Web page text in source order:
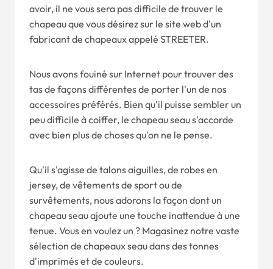
avoir, il ne vous sera pas difficile de trouver le
chapeau que vous désirez sur le site web d'un
fabricant de chapeaux appelé STREETER.
Nous avons fouiné sur Internet pour trouver des
tas de façons différentes de porter l'un de nos
accessoires préférés. Bien qu'il puisse sembler un
peu difficile à coiffer, le chapeau seau s'accorde
avec bien plus de choses qu'on ne le pense.
Qu'il s'agisse de talons aiguilles, de robes en
jersey, de vêtements de sport ou de
survêtements, nous adorons la façon dont un
chapeau seau ajoute une touche inattendue à une
tenue. Vous en voulez un ? Magasinez notre vaste
sélection de chapeaux seau dans des tonnes
d'imprimés et de couleurs.